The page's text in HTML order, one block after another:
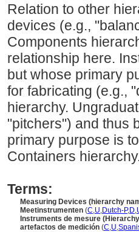
Relation to other
devices (e.g.,
Components
relationship here.
but whose primary
for fabricating (e.g.,
hierarchy.
"pitchers") and thus
primary purpose is
Containers
Terms:
Measuring Devices (hierarchy
Meetinstrumenten (C,U,Dutch-P,D,
Instruments de mesure
artefactos de medición (C,U,